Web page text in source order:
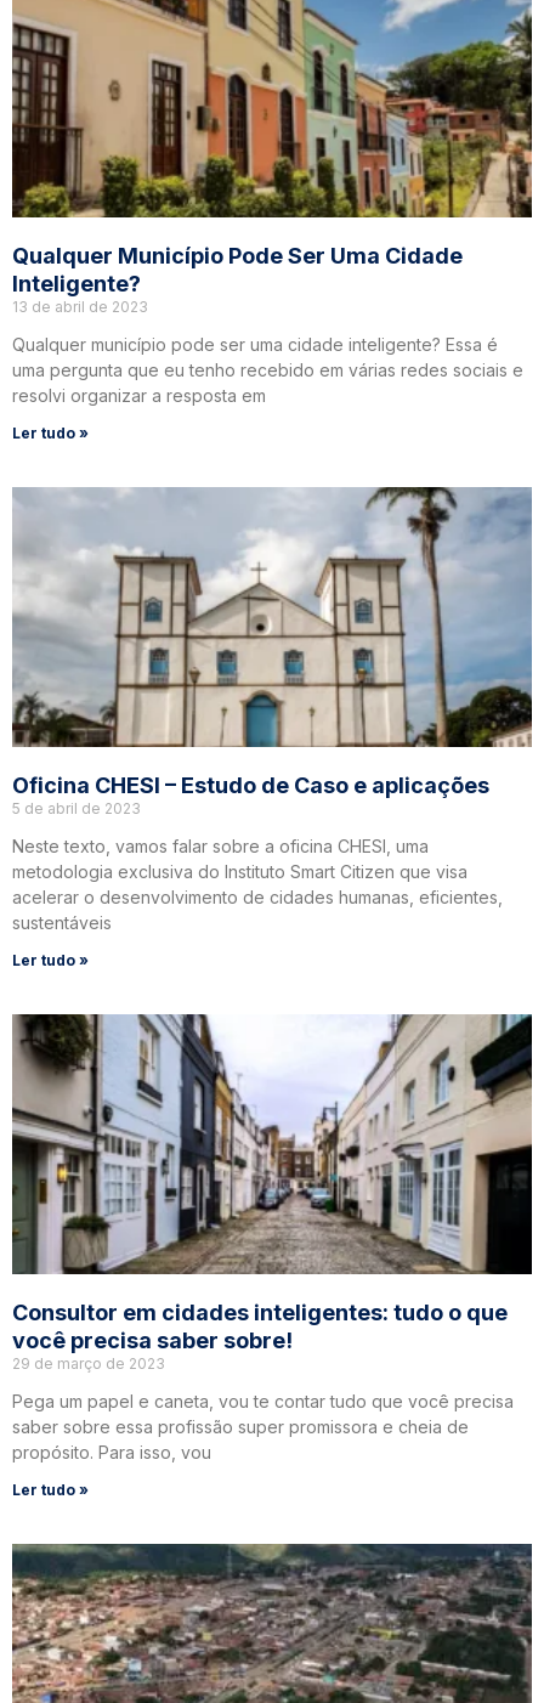
Qualquer Município Pode Ser Uma Cidade
Inteligente?
13 de abril de 2023
Qualquer município pode ser uma cidade inteligente? Essa é
uma pergunta que eu tenho recebido em várias redes sociais e
resolvi organizar a resposta em
Ler tudo »
Oficina CHESI – Estudo de Caso e aplicações
5 de abril de 2023
Neste texto, vamos falar sobre a oficina CHESI, uma
metodologia exclusiva do Instituto Smart Citizen que visa
acelerar o desenvolvimento de cidades humanas, eficientes,
sustentáveis
Ler tudo »
Consultor em cidades inteligentes: tudo o que
você precisa saber sobre!
29 de março de 2023
Pega um papel e caneta, vou te contar tudo que você precisa
saber sobre essa profissão super promissora e cheia de
propósito. Para isso, vou
Ler tudo »